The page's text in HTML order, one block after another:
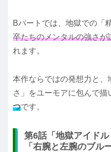
Bパートでは、地獄での「
卒たちのメンタルの強さが
れます。
本作ならではの発想力と、
さ」をユーモアに包んで描
つです。
第6話「地獄アイド
「右腕と左腕のブル